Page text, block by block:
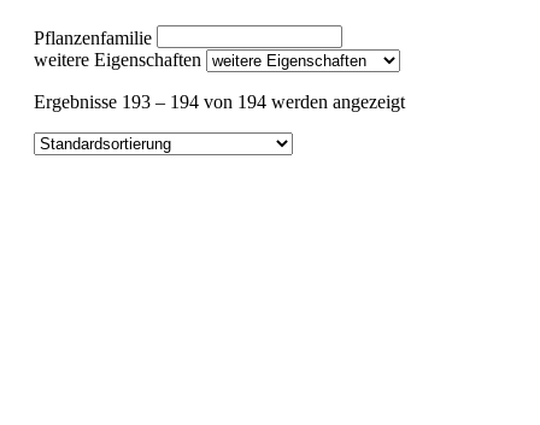
Pflanzenfamilie
weitere Eigenschaften
Ergebnisse 193 – 194 von 194 werden angezeigt